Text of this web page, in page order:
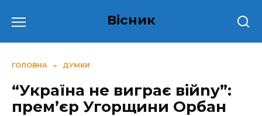
до
Вісник
ГОЛОВНА » ДУМКИ
“Україна не виграє вiйnу”:
прем’єр Угорщини Орбан